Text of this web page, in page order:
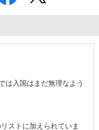
は入国はまだ無理なよう
ストに加えられていま